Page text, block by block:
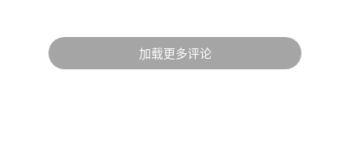
加载更多评论